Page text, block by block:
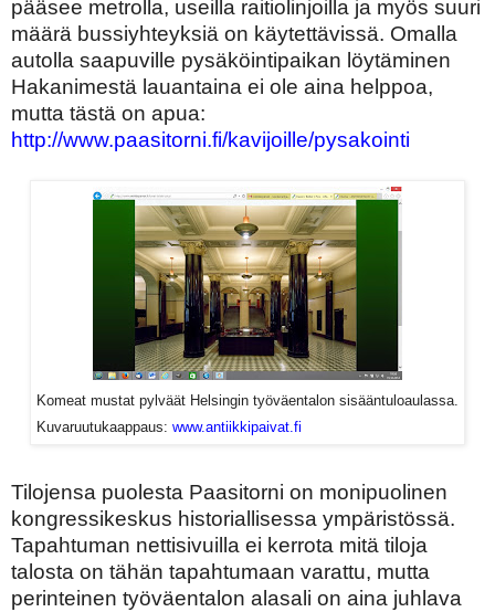
pääsee metrolla, useilla raitiolinjoilla ja myös suuri
määrä bussiyhteyksiä on käytettävissä. Omalla
autolla saapuville pysäköintipaikan löytäminen
Hakanimestä lauantaina ei ole aina helppoa,
mutta tästä on apua:
http://www.paasitorni.fi/kavijoille/pysakointi
Komeat mustat pylväät Helsingin työväentalon sisääntuloaulassa.
Kuvaruutukaappaus: www.antiikkipaivat.fi
Tilojensa puolesta Paasitorni on monipuolinen
kongressikeskus historiallisessa ympäristössä.
Tapahtuman nettisivuilla ei kerrota mitä tiloja
talosta on tähän tapahtumaan varattu, mutta
perinteinen työväentalon alasali on aina juhlava